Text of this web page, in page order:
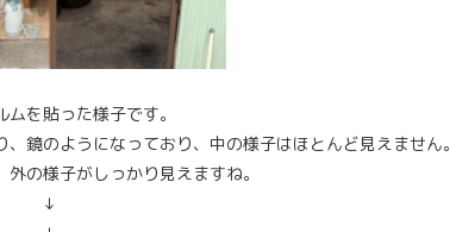
を貼った様子です。
、鏡のようになっており、中の様子はほとんど見えません。
外の様子がしっかり見えますね。